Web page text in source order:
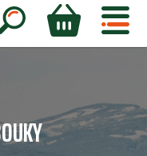
Hledat
NÁKUPNÍ